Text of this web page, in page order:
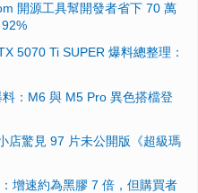
開源工具幫開發者省下 70 萬
5070 Ti SUPER 爆料總整理：
：M6 與 M5 Pro 異色搭檔登
店驚見 97 片未公開版《超級瑪
增速約為黑膠 7 倍，但購買者